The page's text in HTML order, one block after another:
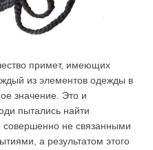
примет, имеющих
из элементов одежды в
значение. Это и
пытались найти
совершенно не связанными
а результатом этого